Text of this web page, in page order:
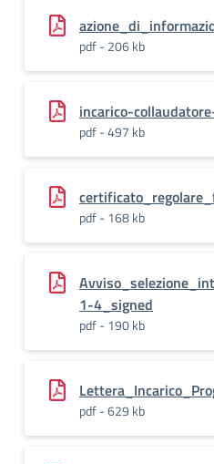
pdf - 206 kb
incarico-
pdf - 497 kb
pdf - 168 kb
1-4_signed
pdf - 190 kb
pdf - 629 kb